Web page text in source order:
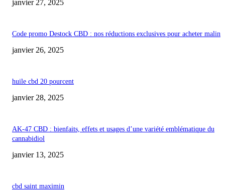
janvier 27, 2025
Code promo Destock CBD : nos réductions exclusives pour acheter malin
janvier 26, 2025
huile cbd 20 pourcent
janvier 28, 2025
AK-47 CBD : bienfaits, effets et usages d’une variété emblématique du
cannabidiol
janvier 13, 2025
cbd saint maximin